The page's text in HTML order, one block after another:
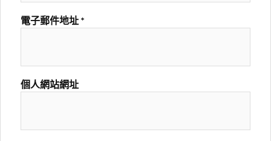
電子郵件地址 *
個人網站網址